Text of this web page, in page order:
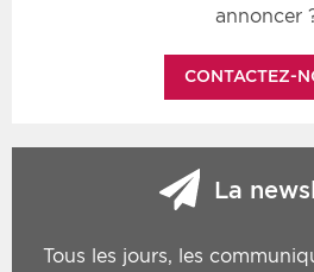
annoncer
CONTACTEZ-
La
Tous les jours, les